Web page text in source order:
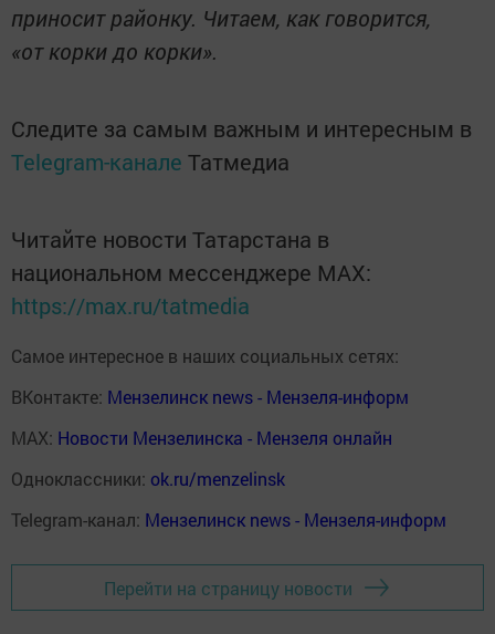
приносит районку. Читаем, как говорится,
«от корки до корки».
Следите за самым важным и интересным в
Telegram-канале Татмедиа
Читайте новости Татарстана в
национальном мессенджере MАХ:
https://max.ru/tatmedia
Самое интересное в наших социальных сетях:
ВКонтакте: Мензелинск news - Мензеля-информ
MAX: Новости Мензелинска - Мензеля онлайн
Одноклассники: ok.ru/menzelinsk
Telegram-канал: Мензелинск news - Мензеля-информ
Перейти на страницу новости